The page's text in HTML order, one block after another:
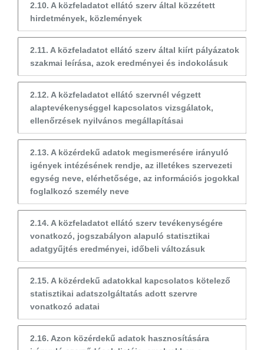
2.10. A közfeladatot ellátó szerv által közzétett
hirdetmények, közlemények
2.11. A közfeladatot ellátó szerv által kiírt pályázatok
szakmai leírása, azok eredményei és indokolásuk
2.12. A közfeladatot ellátó szervnél végzett
alaptevékenységgel kapcsolatos vizsgálatok,
ellenőrzések nyilvános megállapításai
2.13. A közérdekű adatok megismerésére irányuló
igények intézésének rendje, az illetékes szervezeti
egység neve, elérhetősége, az információs jogokkal
foglalkozó személy neve
2.14. A közfeladatot ellátó szerv tevékenységére
vonatkozó, jogszabályon alapuló statisztikai
adatgyűjtés eredményei, időbeli változásuk
2.15. A közérdekű adatokkal kapcsolatos kötelező
statisztikai adatszolgáltatás adott szervre
vonatkozó adatai
2.16. Azon közérdekű adatok hasznosítására